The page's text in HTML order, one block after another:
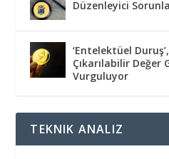
Düzenleyici
‘Entelektüel
Çıkarılabilir Değer
Vurguluyor
TEKNIK ANALIZ